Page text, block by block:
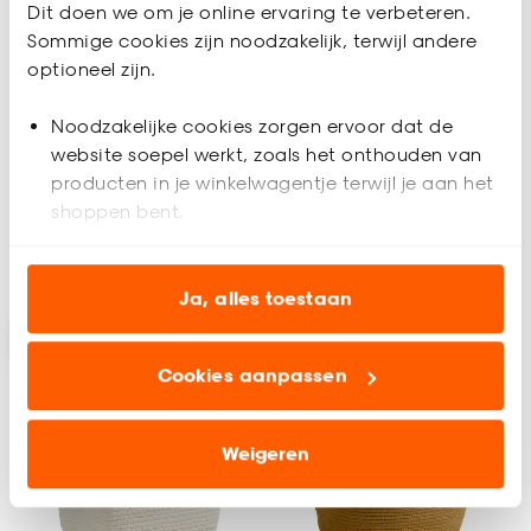
Dit doen we om je online ervaring te verbeteren.
Sommige cookies zijn noodzakelijk, terwijl andere
optioneel zijn.
Noodzakelijke cookies zorgen ervoor dat de
website soepel werkt, zoals het onthouden van
producten in je winkelwagentje terwijl je aan het
shoppen bent.
Analytische cookies (optioneel) helpen ons de
website te verbeteren voor jou en al onze andere
Marketing cookies (optioneel) laten jou
relevante informatie en aanbiedingen zien op
advertenties en communicatie.
Klik op ‘Ja, alles toestaan’ om gebruik te maken
Ja, alles toestaan
Cookies aanpassen
Weigeren
Opbergmand Vilt
38x18,5x10cm
(0)
10.
-
Binnen 2-3 werkdagen bezorgd
(0)
10.-
Binnen 2-3 werkdagen bezorgd